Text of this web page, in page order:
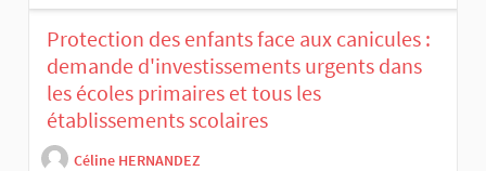
Protection des enfants face aux canicules :
demande d'investissements urgents dans
les écoles primaires et tous les
établissements scolaires
Céline HERNANDEZ